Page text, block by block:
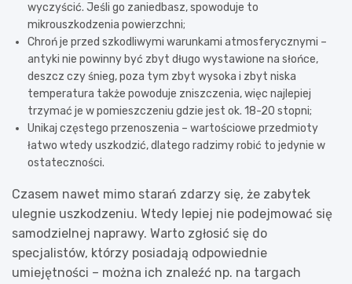
wyczyścić. Jeśli go zaniedbasz, spowoduje to
mikrouszkodzenia powierzchni;
Chroń je przed szkodliwymi warunkami atmosferycznymi –
antyki nie powinny być zbyt długo wystawione na słońce,
deszcz czy śnieg, poza tym zbyt wysoka i zbyt niska
temperatura także powoduje zniszczenia, więc najlepiej
trzymać je w pomieszczeniu gdzie jest ok. 18-20 stopni;
Unikaj częstego przenoszenia – wartościowe przedmioty
łatwo wtedy uszkodzić, dlatego radzimy robić to jedynie w
ostateczności.
Czasem nawet mimo starań zdarzy się, że zabytek
ulegnie uszkodzeniu. Wtedy lepiej nie podejmować się
samodzielnej naprawy. Warto zgłosić się do
specjalistów, którzy posiadają odpowiednie
umiejętności – można ich znaleźć np. na targach